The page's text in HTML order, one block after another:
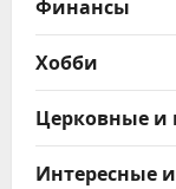
Финансы
Хобби
Церковные и
Интересные